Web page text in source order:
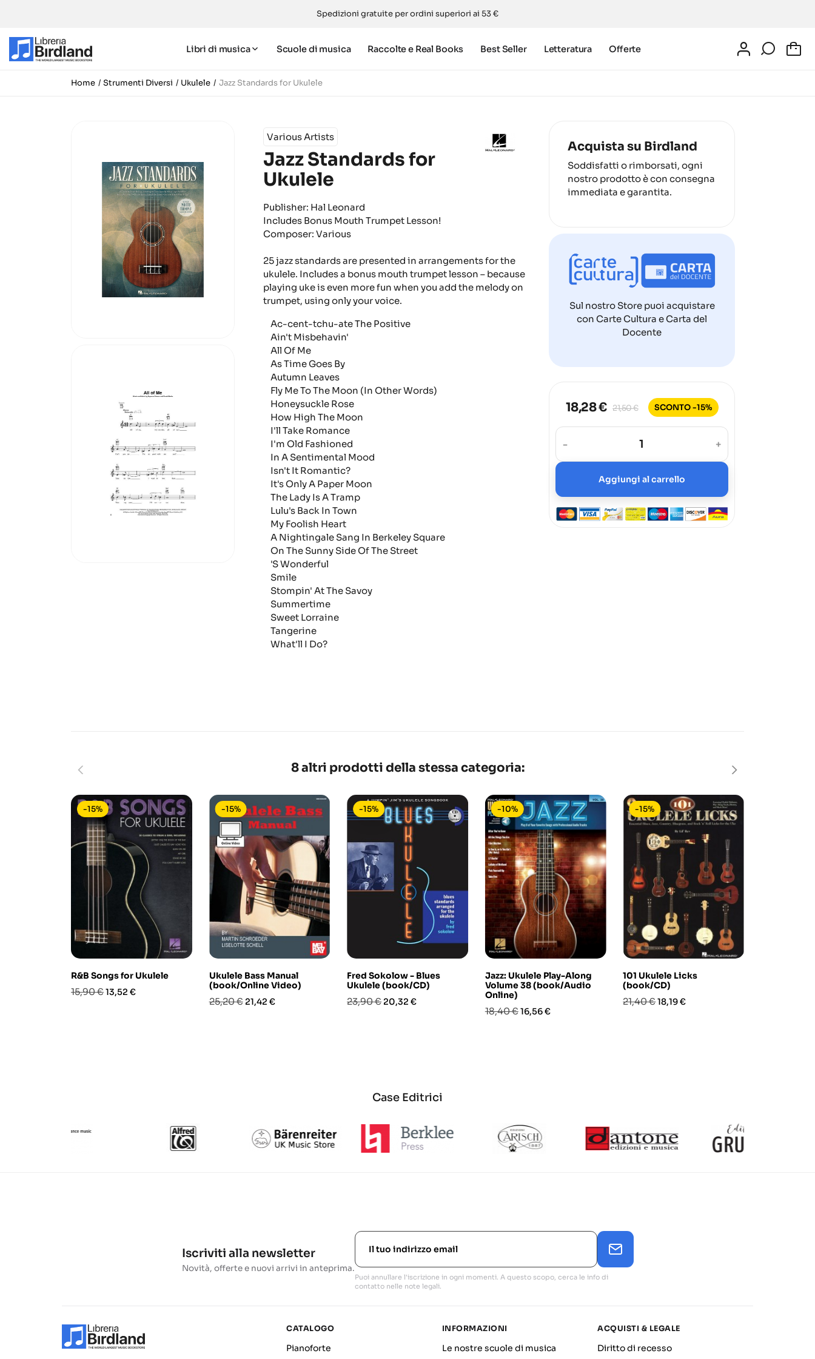
Spedizioni gratuite per ordini superiori ai 53 €
Libri di musica Scuole di musica Raccolte e Real Books Best Seller Letteratura Offerte
Home Strumenti Diversi Ukulele Jazz Standards for Ukulele
Various Artists
Jazz Standards for
Ukulele
Publisher: Hal Leonard
Includes Bonus Mouth Trumpet Lesson!
Composer: Various
25 jazz standards are presented in arrangements for the
ukulele. Includes a bonus mouth trumpet lesson – because
playing uke is even more fun when you add the melody on
trumpet, using only your voice.
Ac-cent-tchu-ate The Positive
Ain't Misbehavin'
All Of Me
As Time Goes By
Autumn Leaves
Fly Me To The Moon (In Other Words)
Honeysuckle Rose
How High The Moon
I'll Take Romance
I'm Old Fashioned
In A Sentimental Mood
Isn't It Romantic?
It's Only A Paper Moon
The Lady Is A Tramp
Lulu's Back In Town
My Foolish Heart
A Nightingale Sang In Berkeley Square
On The Sunny Side Of The Street
'S Wonderful
Smile
Stompin' At The Savoy
Summertime
Sweet Lorraine
Tangerine
What'll I Do?
Acquista su Birdland
Soddisfatti o rimborsati, ogni
nostro prodotto è con consegna
immediata e garantita.
Sul nostro Store puoi acquistare
con Carte Cultura e Carta del
Docente
18,28 € 21,50 € SCONTO -15%
- +
Aggiungi al carrello
8 altri prodotti della stessa categoria:
R&B Songs for Ukulele
Prezzo
15,90 €Prezzo
13,52 €
-15%
Ukulele Bass Manual
(book/Online Video)
Prezzo
25,20 € Prezzo
21,42 €
-15%
Fred Sokolow - Blues
Ukulele (book/CD)
Prezzo
23,90 € Prezzo
20,32 €
-15%
Jazz: Ukulele Play-Along
Volume 38 (book/Audio
Online)
Prezzo
18,40 €Prezzo
16,56 €
-10%
101 Ukulele Licks
(book/CD)
Prezzo
21,40 €Prezzo
18,19 €
-15%
Case Editrici
Iscriviti alla newsletter
Novità, offerte e nuovi arrivi in anteprima.
Puoi annullare l'iscrizione in ogni momenti. A questo scopo, cerca le info di
contatto nelle note legali.
CATALOGO
Pianoforte
INFORMAZIONI
Le nostre scuole di musica
ACQUISTI & LEGALE
Diritto di recesso